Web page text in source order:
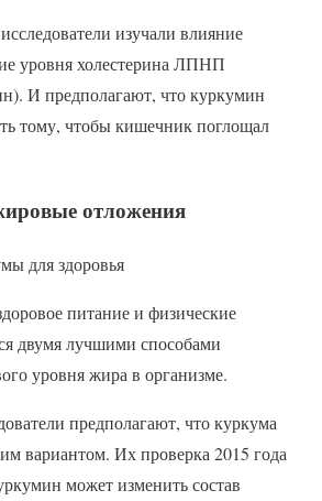
изучали влияние
уровня холестерина ЛПНП
И предполагают, что куркумин
тому, чтобы кишечник поглощал
отложения
для здоровья
питание и физические
двумя лучшими способами
уровня жира в организме.
предполагают, что куркума
вариантом. Их проверка 2015 года
может изменить состав